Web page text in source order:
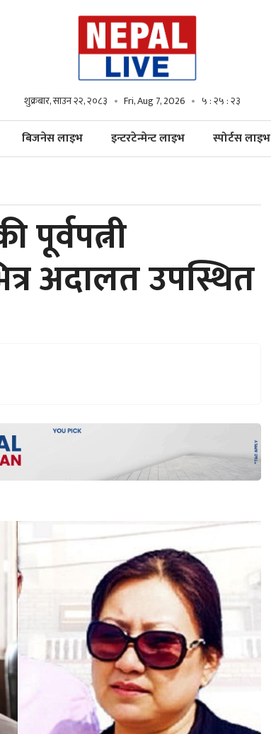
शुक्रबार, साउन २२, २०८३ Fri, Aug 7, 2026 ५ : २५ : २५
बिजनेस लाइभ इन्टरटेन्मेन्ट लाइभ स्पोर्टस लाइभ
अदालत उपस्थित